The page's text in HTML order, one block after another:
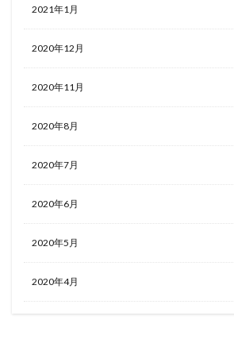
2021年1月
2020年12月
2020年11月
2020年8月
2020年7月
2020年6月
2020年5月
2020年4月